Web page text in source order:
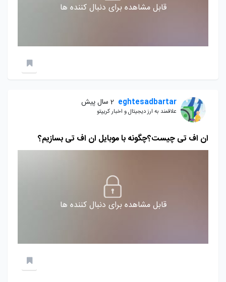
قابل مشاهده برای دنبال کننده ها
eghtesadbartar 2 سال پیش
علاقمند به ارز دیجیتال و اخبار کریپتو
ان اف تی چیست؟چگونه با موبایل ان اف تی بسازیم؟
قابل مشاهده برای دنبال کننده ها